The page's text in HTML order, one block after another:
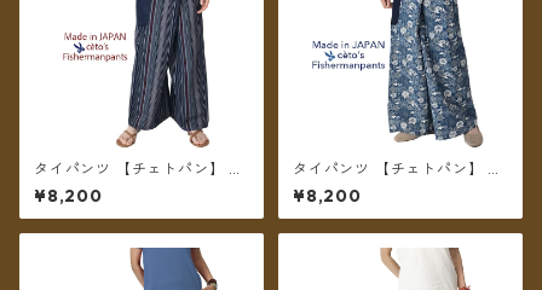
タイパンツ 【チェトパン】 Fi
shermanpants-051 ＊メール
便送料無料＊
¥8,200
タイパンツ 【チェトパン】 Fi
shermanpants-054 ＊メー
ル便送料無料＊
¥8,200